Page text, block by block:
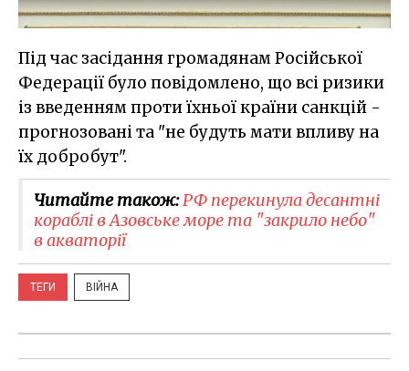
Під час засідання громадянам Російської
Федерації було повідомлено, що всі ризики
із введенням проти їхньої країни санкцій -
прогнозовані та "не будуть мати впливу на
їх добробут".
Читайте також:​РФ перекинула десантні
кораблі в Азовське море та "закрило небо"
в акваторії
ТЕГИ ВІЙНА